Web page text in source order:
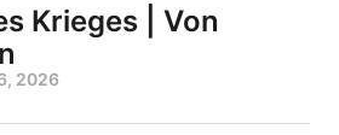
Krieges | Von
2026